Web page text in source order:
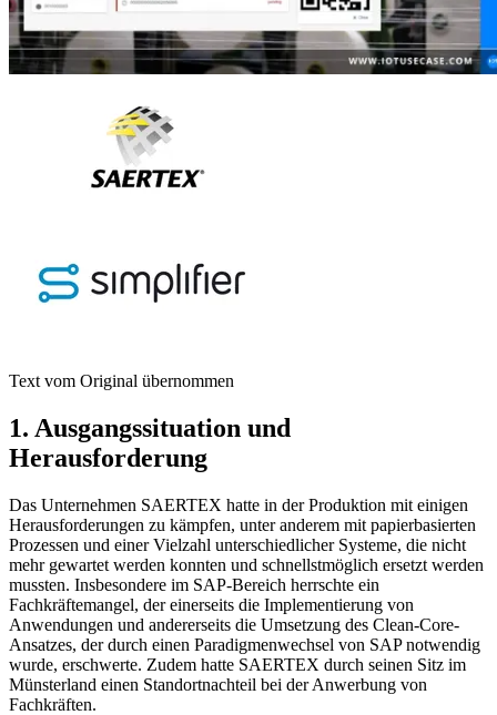
Text vom Original übernommen
1. Ausgangssituation und
Herausforderung
Das Unternehmen SAERTEX hatte in der Produktion mit einigen
Herausforderungen zu kämpfen, unter anderem mit papierbasierten
Prozessen und einer Vielzahl unterschiedlicher Systeme, die nicht
mehr gewartet werden konnten und schnellstmöglich ersetzt werden
mussten. Insbesondere im SAP-Bereich herrschte ein
Fachkräftemangel, der einerseits die Implementierung von
Anwendungen und andererseits die Umsetzung des Clean-Core-
Ansatzes, der durch einen Paradigmenwechsel von SAP notwendig
wurde, erschwerte. Zudem hatte SAERTEX durch seinen Sitz im
Münsterland einen Standortnachteil bei der Anwerbung von
Fachkräften.